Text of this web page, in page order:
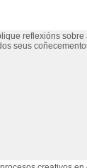
reflexións sobre
seus